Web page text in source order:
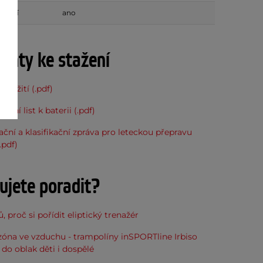
ano
ke stažení
použití (.pdf)
list k baterii (.pdf)
a klasifikační zpráva pro leteckou přepravu
poradit?
proč si pořídit eliptický trenažér
ve vzduchu - trampolíny inSPORTline Irbiso
oblak děti i dospělé